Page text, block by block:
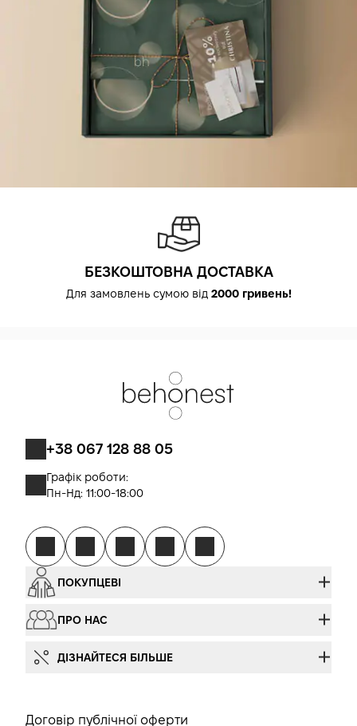
БЕЗКОШТОВНА ДОСТАВКА
Для замовлень сумою від 2000 гривень!
+38 067 128 88 05
Графік роботи:
Пн-Нд: 11:00-18:00
ПОКУПЦЕВІ
ПРО НАС
ДІЗНАЙТЕСЯ БІЛЬШЕ
Договір публічної оферти